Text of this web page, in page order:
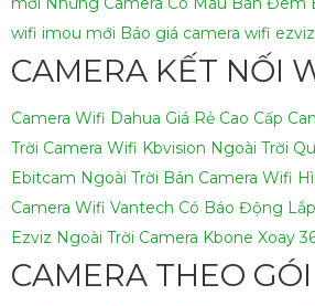
wifi imou mới Báo giá camera wifi ezviz
CAMERA KẾT NỐI
Camera Wifi Dahua Giá Rẻ Cao Cấp
Trời Camera Wifi Kbvision Ngoài Trời
Ebitcam Ngoài Trời Bán Camera Wifi
Camera Wifi Vantech Có Báo Động
Ezviz Ngoài Trời Camera Kbone Xoay
CAMERA THEO GÓI